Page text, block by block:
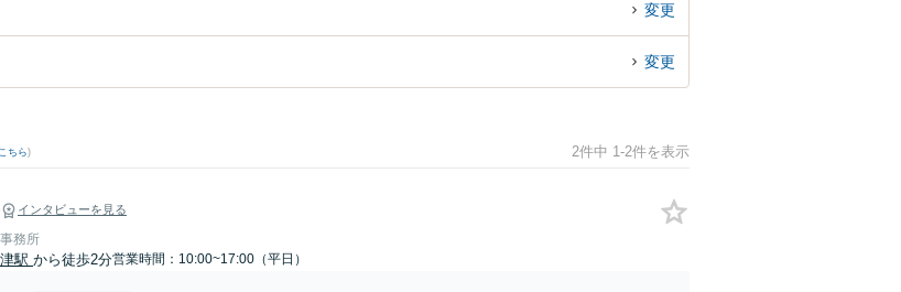
変更
変更
こちら) 2件中 1-2件を表示
インタビューを見る
務所
駅 から徒歩2分営業時間：10:00~17:00（平日）